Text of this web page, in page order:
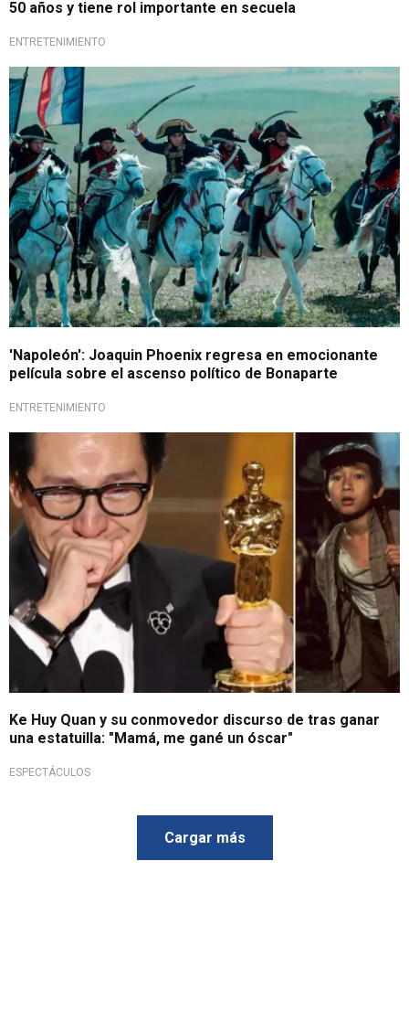
50 años y tiene rol importante en secuela
ENTRETENIMIENTO
Gran estreno
'Napoleón': Joaquin Phoenix regresa en emocionante
película sobre el ascenso político de Bonaparte
ENTRETENIMIENTO
Mejor actor de reparto
Ke Huy Quan y su conmovedor discurso de tras ganar
una estatuilla: "Mamá, me gané un óscar"
ESPECTÁCULOS
Cargar más